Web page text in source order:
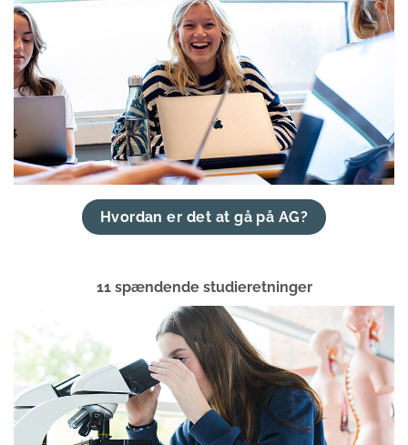
Hvordan er det at gå på AG?
11 spændende studieretninger